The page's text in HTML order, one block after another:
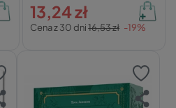
Cena z 30 dni16,53 zł -19%
13,24 zł